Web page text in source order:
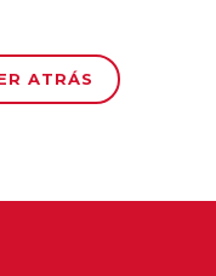
ATRÁS